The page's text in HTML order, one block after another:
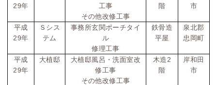
29年
工事
その他改修工事
階
市
平成
29年
Ｓシス
テム
事務所玄関ポーチタイ
ル
修理工事
鉄骨造
平屋
泉北郡
忠岡町
平成
29年
大植邸
大植邸風呂・洗面室改
修工事
その他改修工事
木造2
階
岸和田
市